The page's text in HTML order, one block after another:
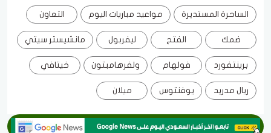
الساحرة المستديرة مواعيد مباريات اليوم التعاون
ضمك الفتح ليفربول مانشيستر سيتي
برينتفورد فولهام ولفرهامبتون خيتافي
ريال مدريد يوفنتوس ميلان